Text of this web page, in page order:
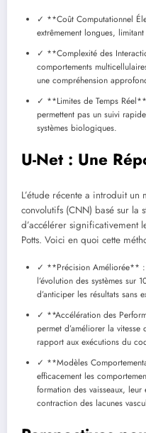
✓ **Coût Computationnel
extrêmement longues,
✓ **Complexité des
comportements
une compréhension
✓ **Limites de Temps
permettent pas un suivi
systèmes biologiques.
U-Net : Une
L’étude récente a introduit
convolutifs (CNN) basé sur la
d’accélérer significativement
Potts. Voici en quoi cette
✓ **Précision Améliorée** :
l’évolution des systèmes sur
d’anticiper les résultats sans
✓ **Accélération des
permet d’améliorer la
rapport aux exécutions du
✓ **Modèles
efficacement les
formation des vaisseaux,
contraction des lacunes